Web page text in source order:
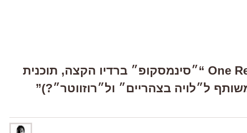
One Response to “״סינמסקופ״ ברדיו הקצה, תוכנית